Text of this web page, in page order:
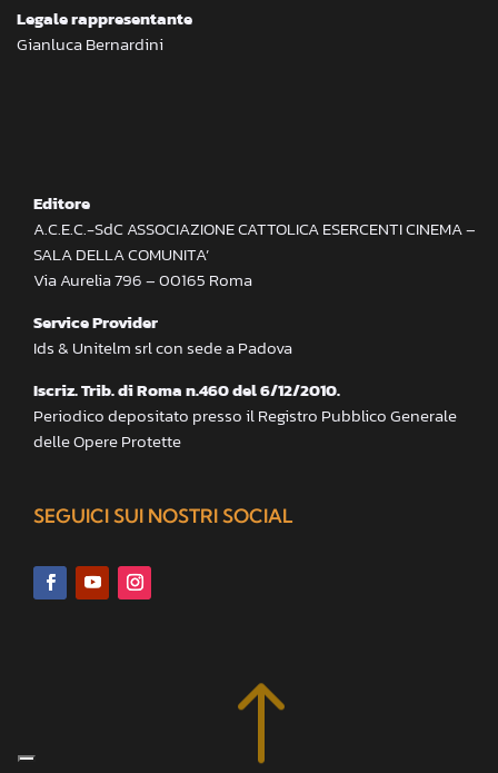
Legale rappresentante
Gianluca Bernardini
Editore
A.C.E.C.-SdC ASSOCIAZIONE CATTOLICA ESERCENTI CINEMA –
SALA DELLA COMUNITA’
Via Aurelia 796 – 00165 Roma
Service Provider
Ids & Unitelm srl con sede a Padova
Iscriz. Trib. di Roma n.460 del 6/12/2010.
Periodico depositato presso il Registro Pubblico Generale
delle Opere Protette
SEGUICI SUI NOSTRI SOCIAL
!